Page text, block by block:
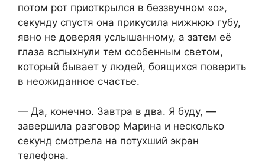
потом рот приоткрылся в беззвучном «о»,
секунду спустя она прикусила нижнюю губу,
явно не доверяя услышанному, а затем её
глаза вспыхнули тем особенным светом,
который бывает у людей, боящихся поверить
в неожиданное счастье.
— Да, конечно. Завтра в два. Я буду, —
завершила разговор Марина и несколько
секунд смотрела на потухший экран
телефона.